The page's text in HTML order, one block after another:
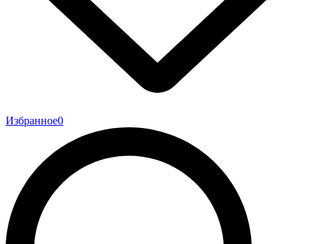
Избранное0